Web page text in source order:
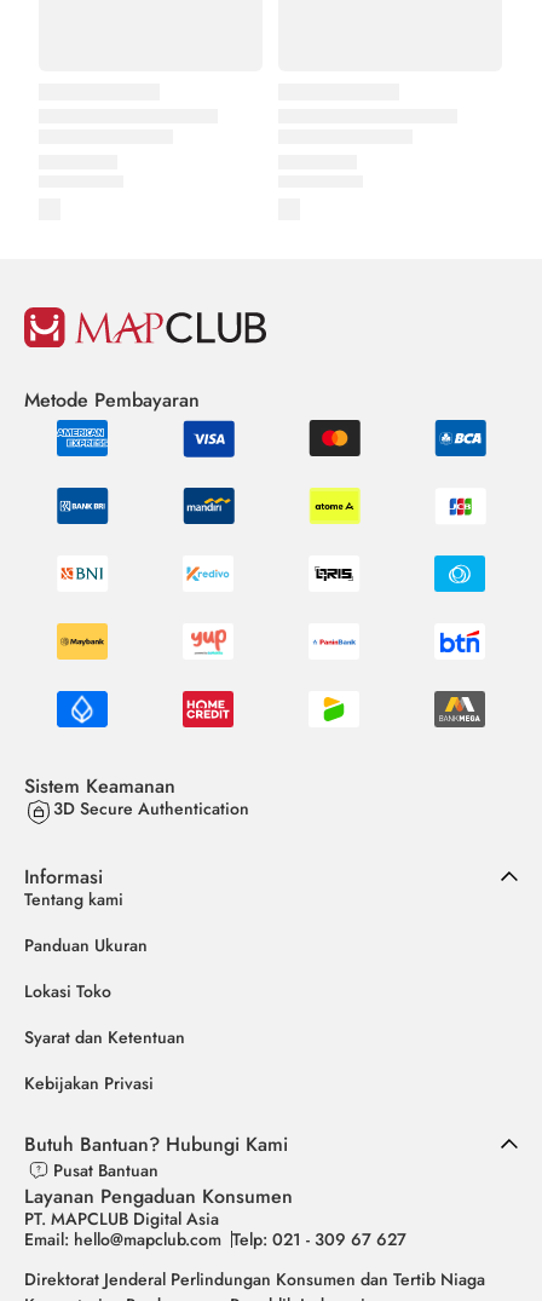
Metode Pembayaran
Sistem Keamanan
3D Secure Authentication
Informasi
Tentang kami
Panduan Ukuran
Lokasi Toko
Syarat dan Ketentuan
Kebijakan Privasi
Butuh Bantuan? Hubungi Kami
Pusat Bantuan
Layanan Pengaduan Konsumen
PT. MAPCLUB Digital Asia
Email: hello@mapclub.com Telp: 021 - 309 67 627
Direktorat Jenderal Perlindungan Konsumen dan Tertib Niaga